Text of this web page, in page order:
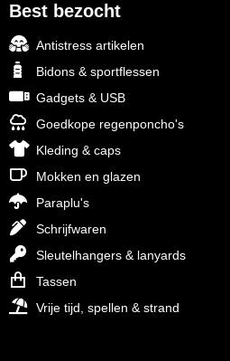
Best bezocht
Antistress artikelen
Bidons & sportflessen
Gadgets & USB
Goedkope regenponcho's
Kleding & caps
Mokken en glazen
Paraplu's
Schrijfwaren
Sleutelhangers & lanyards
Tassen
Vrije tijd, spellen & strand